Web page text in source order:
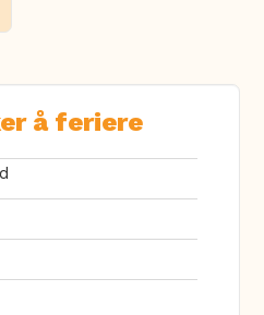
å feriere